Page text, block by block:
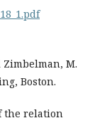
M.
Boston.
the relation